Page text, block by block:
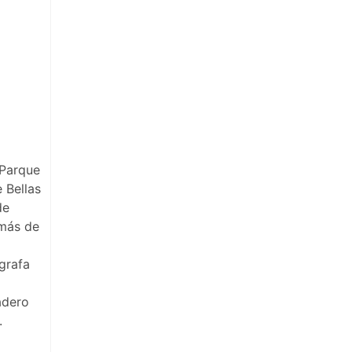
Bellas
de